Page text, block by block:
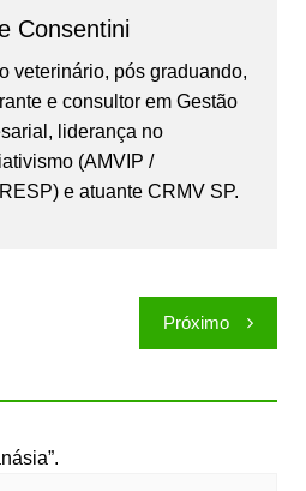
Consentini
veterinário, pós graduando,
e consultor em Gestão
liderança no
(AMVIP /
e atuante CRMV SP.
Próximo